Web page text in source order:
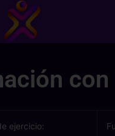
con
ejercicio: